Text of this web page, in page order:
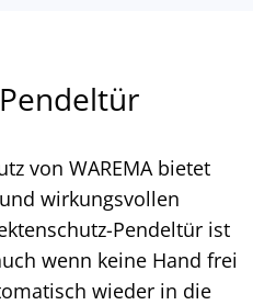
von WAREMA bietet
wirkungsvollen
Pendeltür ist
wenn keine Hand frei
wieder in die